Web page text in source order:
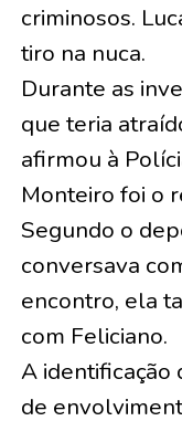
criminosos.
tiro na nuca.
Durante as
que teria
afirmou à
Monteiro foi o
Segundo o
conversava
encontro, ela
com Feliciano.
A identificação
de